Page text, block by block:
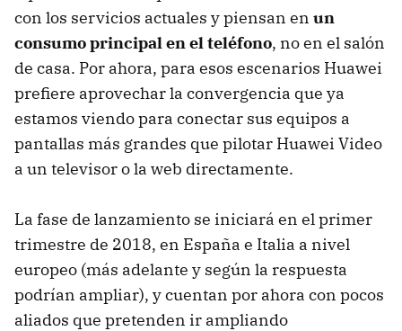
con los servicios actuales y piensan en un
consumo principal en el teléfono, no en el salón
de casa. Por ahora, para esos escenarios Huawei
prefiere aprovechar la convergencia que ya
estamos viendo para conectar sus equipos a
pantallas más grandes que pilotar Huawei Video
a un televisor o la web directamente.
La fase de lanzamiento se iniciará en el primer
trimestre de 2018, en España e Italia a nivel
europeo (más adelante y según la respuesta
podrían ampliar), y cuentan por ahora con pocos
aliados que pretenden ir ampliando